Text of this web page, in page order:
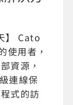
】 Cato
使用者，
資源，
連線保
式的訪